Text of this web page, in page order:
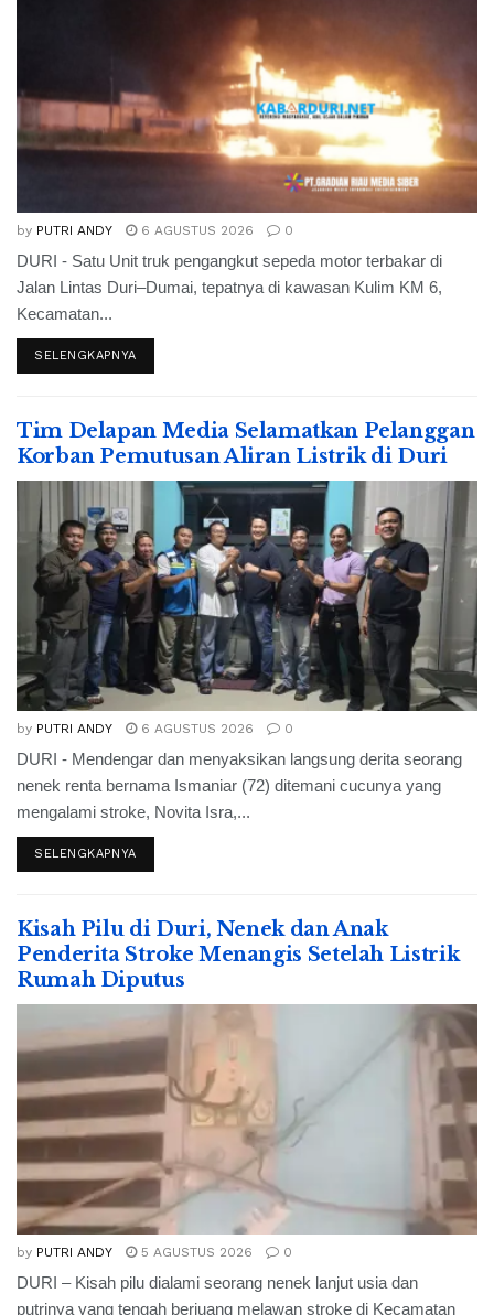
by PUTRI ANDY 6 AGUSTUS 2026 0
DURI - Satu Unit truk pengangkut sepeda motor terbakar di
Jalan Lintas Duri–Dumai, tepatnya di kawasan Kulim KM 6,
Kecamatan...
SELENGKAPNYA
Tim Delapan Media Selamatkan Pelanggan
Korban Pemutusan Aliran Listrik di Duri
by PUTRI ANDY 6 AGUSTUS 2026 0
DURI - Mendengar dan menyaksikan langsung derita seorang
nenek renta bernama Ismaniar (72) ditemani cucunya yang
mengalami stroke, Novita Isra,...
SELENGKAPNYA
Kisah Pilu di Duri, Nenek dan Anak
Penderita Stroke Menangis Setelah Listrik
Rumah Diputus
by PUTRI ANDY 5 AGUSTUS 2026 0
DURI – Kisah pilu dialami seorang nenek lanjut usia dan
putrinya yang tengah berjuang melawan stroke di Kecamatan